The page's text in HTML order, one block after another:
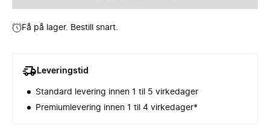
Få på lager. Bestill snart.
Leveringstid
Standard levering innen 1 til 5 virkedager
Premiumlevering innen 1 til 4 virkedager*